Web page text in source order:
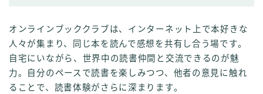
オンラインブッククラブは、インターネット上で本好きな
人々が集まり、同じ本を読んで感想を共有し合う場です。
自宅にいながら、世界中の読書仲間と交流できるのが魅
力。自分のペースで読書を楽しみつつ、他者の意見に触れ
ることで、読書体験がさらに深まります。